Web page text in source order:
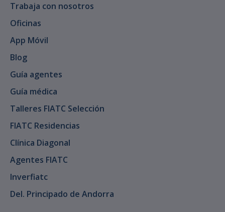
Trabaja con nosotros
Oficinas
App Móvil
Blog
Guía agentes
Guía médica
Talleres FIATC Selección
FIATC Residencias
Clínica Diagonal
Agentes FIATC
Inverfiatc
Del. Principado de Andorra